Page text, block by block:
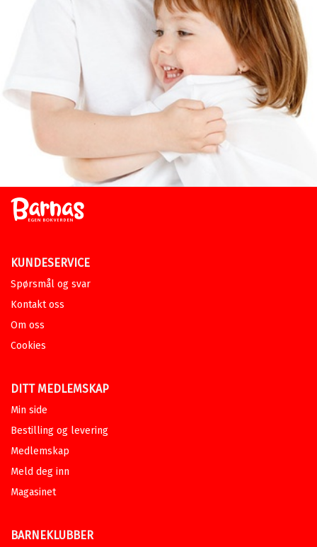
KUNDESERVICE
Spørsmål og svar
Kontakt oss
Om oss
Cookies
DITT MEDLEMSKAP
Min side
Bestilling og levering
Medlemskap
Meld deg inn
Magasinet
BARNEKLUBBER